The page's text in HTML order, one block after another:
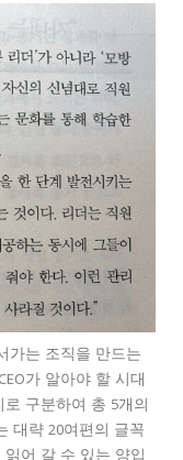
가는 조직을 만드는
가 알아야 할 시대
구분하여 총 5개의
대략 20여편의 글꼭